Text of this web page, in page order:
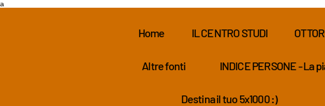
a
Home IL CENTRO STUDI
Altre fonti INDICE PERSONE - La
Destina il tuo 5x1000 :)